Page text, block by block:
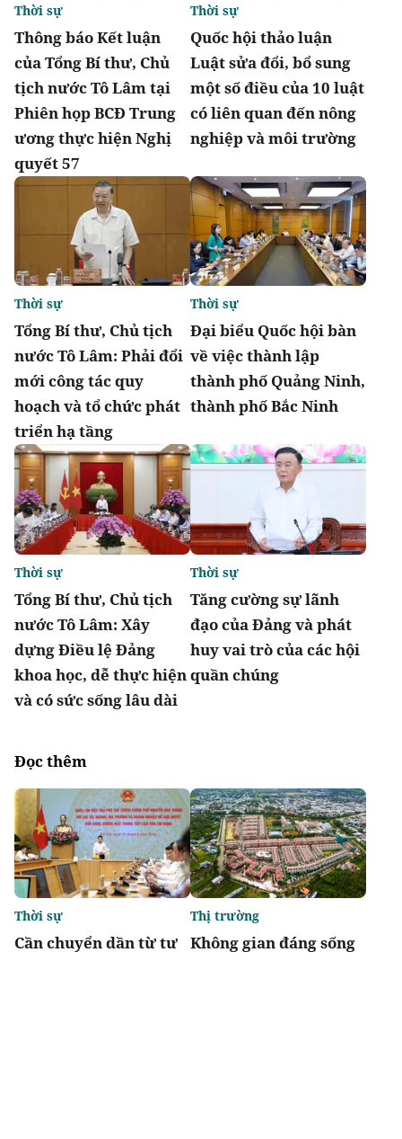
Thông báo Kết luận
của Tổng Bí thư, Chủ
tịch nước Tô Lâm tại
Phiên họp BCĐ Trung
ương thực hiện Nghị
quyết 57
Thời sự
Quốc hội thảo luận
Luật sửa đổi, bổ sung
một số điều của 10 luật
có liên quan đến nông
nghiệp và môi trường
Thời sự
Tổng Bí thư, Chủ tịch
nước Tô Lâm: Phải đổi
mới công tác quy
hoạch và tổ chức phát
triển hạ tầng
Thời sự
Đại biểu Quốc hội bàn
về việc thành lập
thành phố Quảng Ninh,
thành phố Bắc Ninh
Thời sự
Tổng Bí thư, Chủ tịch
nước Tô Lâm: Xây
dựng Điều lệ Đảng
khoa học, dễ thực hiện
và có sức sống lâu dài
Thời sự
Tăng cường sự lãnh
đạo của Đảng và phát
huy vai trò của các hội
quần chúng
Thời sự
Đọc thêm
Cần chuyển dần từ tư
Thời sự
Không gian đáng sống
Thị trường